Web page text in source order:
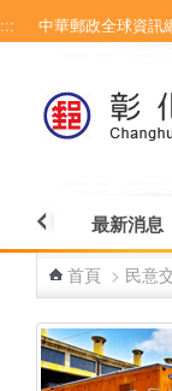
跳到主要內容區塊
::: 中華郵政全球資訊
最新消息
首頁 > 民意